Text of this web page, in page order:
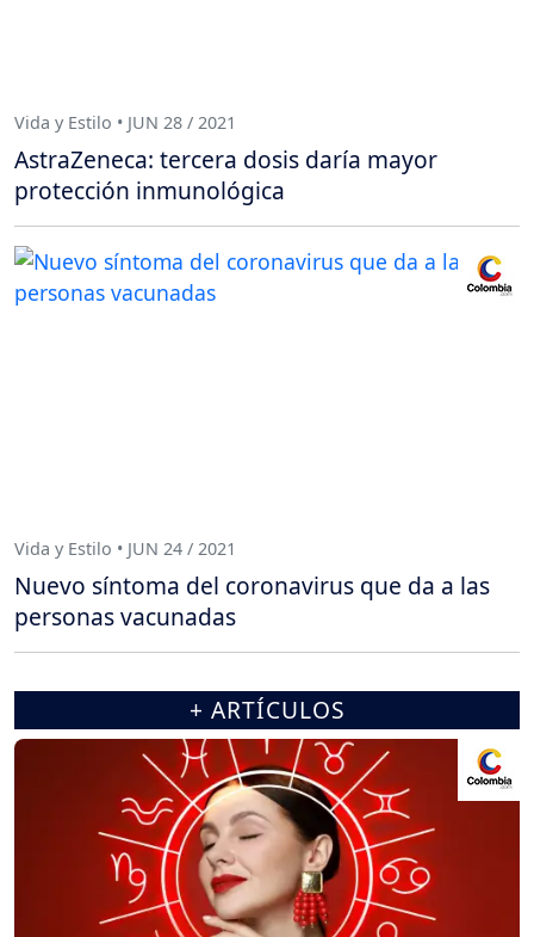
Vida y Estilo • JUN 28 / 2021
AstraZeneca: tercera dosis daría mayor
protección inmunológica
Vida y Estilo • JUN 24 / 2021
Nuevo síntoma del coronavirus que da a las
personas vacunadas
+ ARTÍCULOS